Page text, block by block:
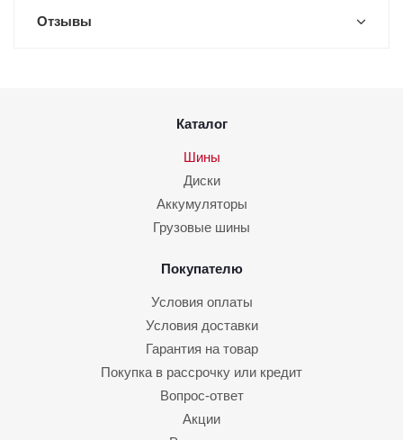
Отзывы
Каталог
Шины
Диски
Аккумуляторы
Грузовые шины
Покупателю
Условия оплаты
Условия доставки
Гарантия на товар
Покупка в рассрочку или кредит
Вопрос-ответ
Акции